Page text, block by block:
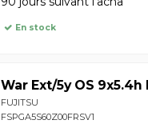
En stock
War Ext/5y OS 9x5.4h
FUJITSU
FSPGA5S60Z00FRSV1